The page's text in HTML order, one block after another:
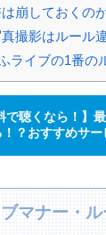
崩しておくの
撮影はルール
ライブの1番の
で聴くなら！】
！？おすすめサー
マナー・ル